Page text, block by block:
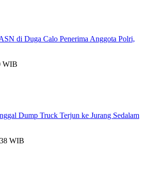
di Duga Calo Penerima Anggota Polri,
WIB
Dump Truck Terjun ke Jurang Sedalam
WIB